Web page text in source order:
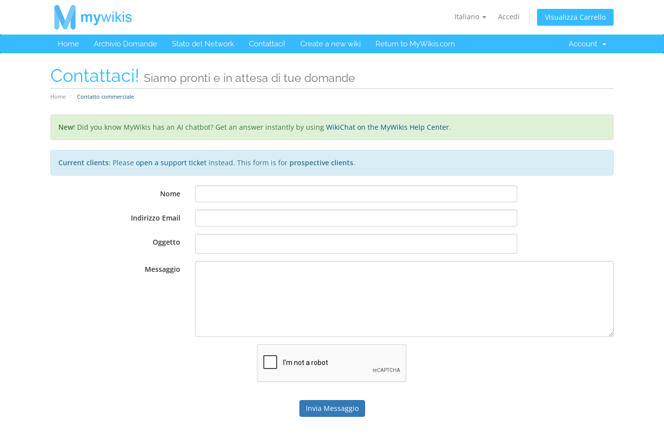
Italiano Accedi Visualizza Carrello
Home Archivio Domande Stato del Network Contattaci! Create a new wiki Return to MyWikis.com Account
Contattaci! Siamo pronti e in attesa di tue domande
Home Contatto commerciale
New! Did you know MyWikis has an AI chatbot? Get an answer instantly by using WikiChat on the MyWikis Help Center.
Current clients: Please open a support ticket instead. This form is for prospective clients.
Nome
Indirizzo Email
Oggetto
Messaggio
Invia Messaggio